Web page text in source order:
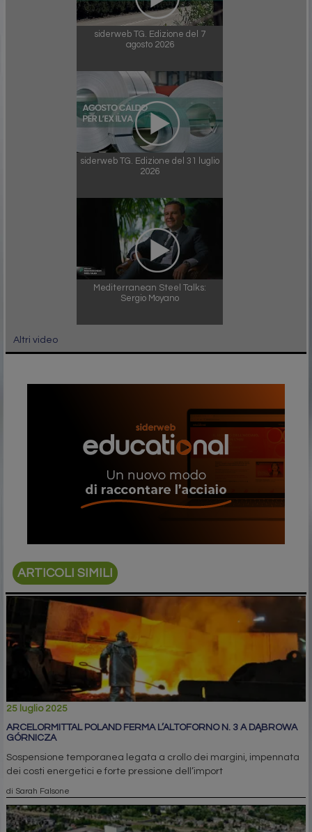
siderweb TG. Edizione del 7
agosto 2026
siderweb TG. Edizione del 31 luglio
2026
Mediterranean Steel Talks:
Sergio Moyano
Altri video
ARTICOLI SIMILI
25 luglio 2025
ARCELORMITTAL POLAND FERMA L’ALTOFORNO N. 3 A DĄBROWA
GÓRNICZA
Sospensione temporanea legata a crollo dei margini, impennata
dei costi energetici e forte pressione dell’import
di Sarah Falsone